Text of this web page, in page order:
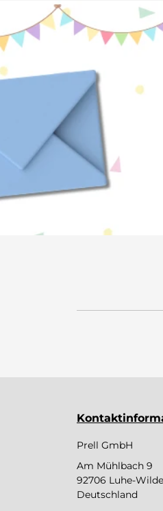
Prell GmbH
Am Mühlbach 9
92706 Luhe-
Deutschland